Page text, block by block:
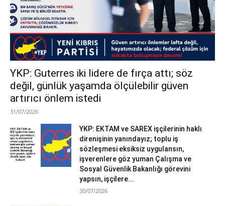
YKP: Guterres iki lidere de fırça attı; söz
değil, günlük yaşamda ölçülebilir güven
artırıcı önlem istedi
31/07/2026
YKP: EKTAM ve SAREX işçilerinin haklı
direnişinin yanındayız; toplu iş
sözleşmesi eksiksiz uygulansın,
işverenlere göz yuman Çalışma ve
Sosyal Güvenlik Bakanlığı görevini
yapsın, işçilere...
30/07/2026